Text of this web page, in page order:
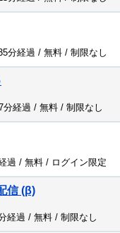
分経過 / 無料 / 制限なし
分経過 / 無料 / 制限なし
過 / 無料 / ログイン限定
信 (β)
経過 / 無料 / 制限なし